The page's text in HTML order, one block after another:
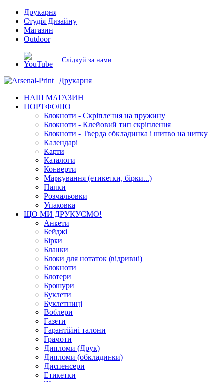
Друкарня
Студія Дизайну
Магазин
Outdoor
| Слідкуй за нами
НАШ МАГАЗИН
ПОРТФОЛІО
Блокноти - Скріплення на пружину
Блокноти - Клейовий тип скріплення
Блокноти - Тверда обкладинка і шитво на нитку
Календарі
Карти
Каталоги
Конверти
Маркування (етикетки, бірки...)
Папки
Розмальовки
Упаковка
ЩО МИ ДРУКУЄМО!
Анкети
Бейджі
Бірки
Бланки
Блоки для нотаток (відривні)
Блокноти
Блотери
Брошури
Буклети
Буклетниці
Воблери
Газети
Гарантійні талони
Грамоти
Дипломи (Друк)
Дипломи (обкладинки)
Диспенсери
Етикетки